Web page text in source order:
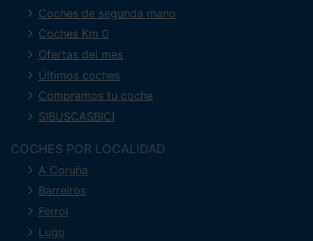
Coches de segunda mano
Coches Km 0
Ofertas del mes
Últimos coches
Compramos tu coche
SIBUSCASBICI
COCHES POR LOCALIDAD
A Coruña
Barreiros
Ferrol
Lugo